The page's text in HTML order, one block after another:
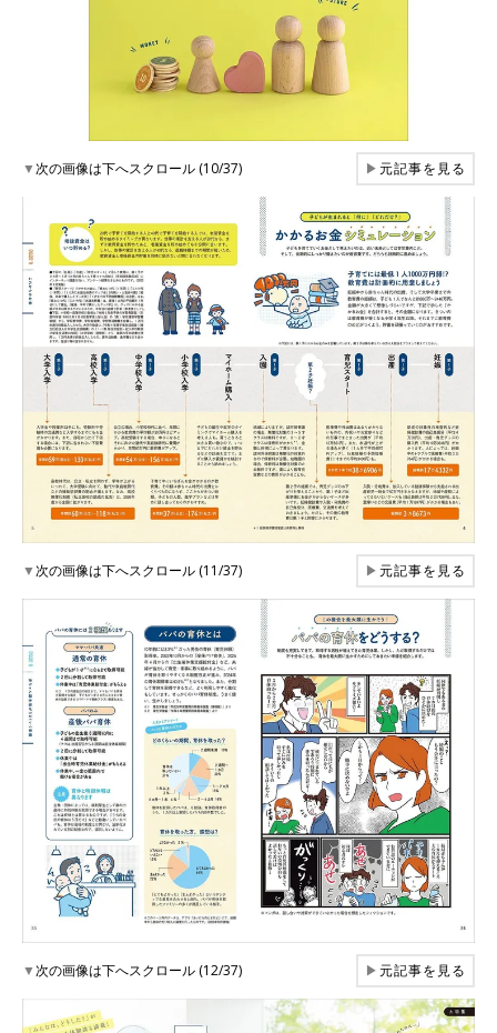
▼次の画像は下へスクロール (10/37) ▶元記事を見る
▼次の画像は下へスクロール (11/37) ▶元記事を見る
▼次の画像は下へスクロール (12/37) ▶元記事を見る